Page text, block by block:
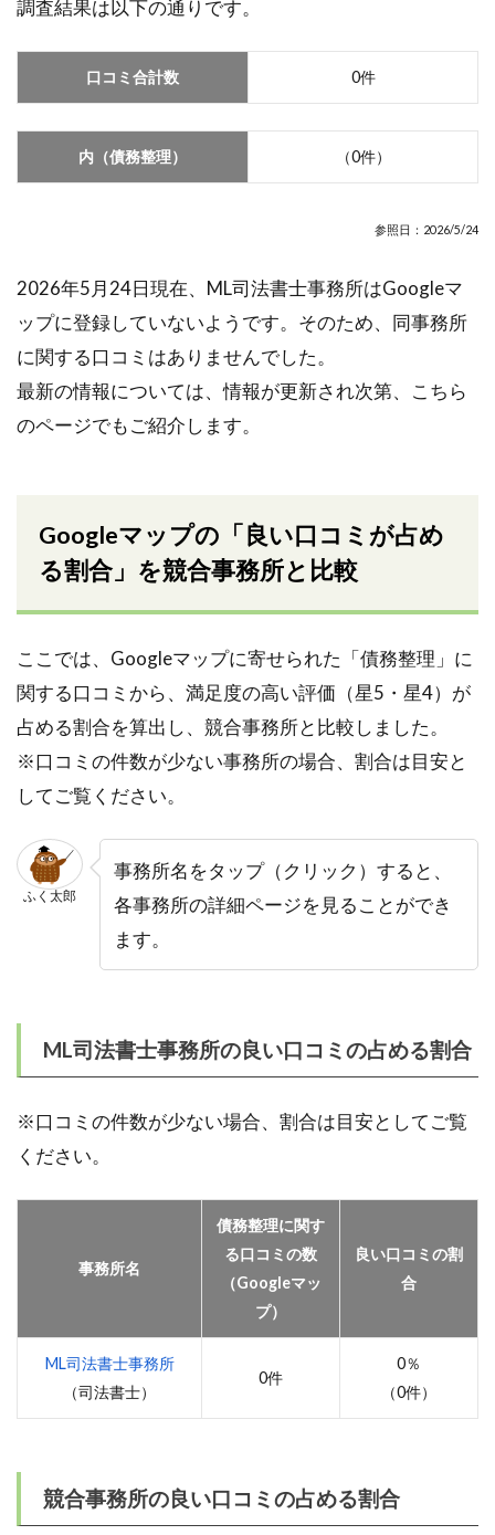
調査結果は以下の通りです。
口コミ合計数 0件
内（債務整理） （0件）
参照日：2026/5/24
2026年5月24日現在、ML司法書士事務所はGoogleマ
ップに登録していないようです。そのため、同事務所
に関する口コミはありませんでした。
最新の情報については、情報が更新され次第、こちら
のページでもご紹介します。
Googleマップの「良い口コミが占め
る割合」を競合事務所と比較
ここでは、Googleマップに寄せられた「債務整理」に
関する口コミから、満足度の高い評価（星5・星4）が
占める割合を算出し、競合事務所と比較しました。
※口コミの件数が少ない事務所の場合、割合は目安と
してご覧ください。
ふく太郎
事務所名をタップ（クリック）すると、
各事務所の詳細ページを見ることができ
ます。
ML司法書士事務所の良い口コミの占める割合
※口コミの件数が少ない場合、割合は目安としてご覧
ください。
事務所名
債務整理に関す
る口コミの数
（Googleマッ
プ）
良い口コミの割
合
ML司法書士事務所
（司法書士）
0件
0％
（0件）
競合事務所の良い口コミの占める割合